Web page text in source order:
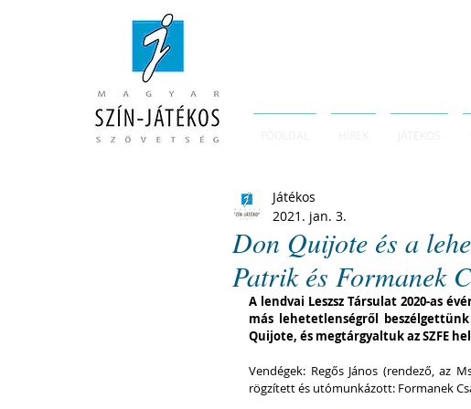
Don Quijote és a
Patrik és Formanek
Játékos
2021. jan. 3.
A lendvai Leszsz Társulat 2020-as
más lehetetlenségről
Quijote, és megtárgyaltuk az SZFE
Vendégek: Regős János (rendező, az
rögzített és utómunkázott: Formanek